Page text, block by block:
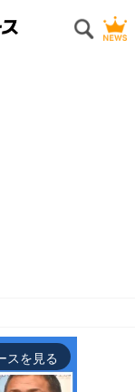
スを見る